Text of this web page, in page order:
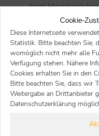
Cookie-
Diese Internetseite
Statistik. Bitte beachten Sie,
womöglich nicht mehr alle
Verfügung stehen. Nähere
Cookies erhalten Sie in den
Bitte beachten Sie, dass wir
Weitergabe an Drittanbieter
Datenschutzerklärung
ihren Haustieren
achten, engen
die Tiere nicht
sich von den Tieren
lecken lassen.
Quelle:www.fli.de
Sie befinden sich
SARS-CoV-2 :